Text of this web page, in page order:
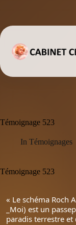
Témoignage 523
In Témoignages
Témoignage 523
« Le schéma Roch
_Moi) est un
paradis terrestre et